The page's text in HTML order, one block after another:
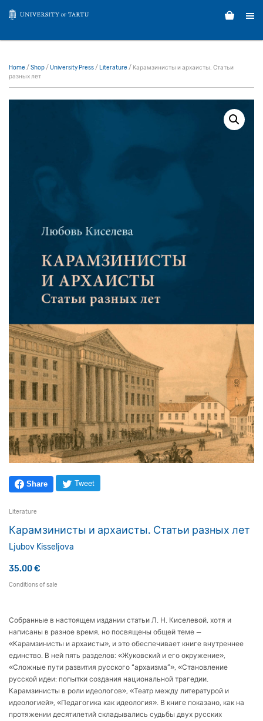
Home / Shop/ University Press/ Literature / Карамзинисты и архаисты. Статьи
разных лет
Share Tweet
Literature
Карамзинисты и архаисты. Статьи разных лет
Ljubov Kisseljova
35.00€
Conditions of sale
Собранные в настоящем издании статьи Л. Н. Киселевой, хотя и
написаны в разное время, но посвящены общей теме —
«Карамзинисты и архаисты», и это обеспечивает книге внутреннее
единство. В ней пять разделов: «Жуковский и его окружение»,
«Сложные пути развития русского “архаизма”», «Становление
русской идеи: попытки создания национальной трагедии.
Карамзинисты в роли идеологов», «Театр между литературой и
идеологией», «Педагогика как идеология». В книге показано, как на
протяжении десятилетий складывались судьбы двух русских